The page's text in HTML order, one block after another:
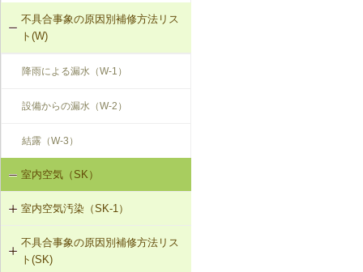
不具合事象の原因別補修方法リス
ト(W)
降雨による漏水（W-1）
設備からの漏水（W-2）
結露（W-3）
室内空気（SK）
室内空気汚染（SK-1）
SK-1-001 給排気口の位置の変更
不具合事象の原因別補修方法リス
ト(SK)